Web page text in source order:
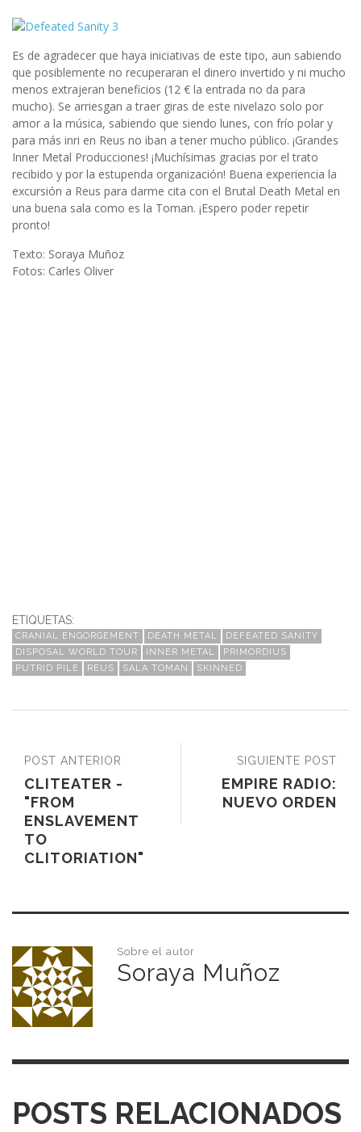
Es de agradecer que haya iniciativas de este tipo, aun sabiendo
que posiblemente no recuperaran el dinero invertido y ni mucho
menos extrajeran beneficios (12 € la entrada no da para
mucho). Se arriesgan a traer giras de este nivelazo solo por
amor a la música, sabiendo que siendo lunes, con frío polar y
para más inri en Reus no iban a tener mucho público. ¡Grandes
Inner Metal Producciones! ¡Muchísimas gracias por el trato
recibido y por la estupenda organización! Buena experiencia la
excursión a Reus para darme cita con el Brutal Death Metal en
una buena sala como es la Toman. ¡Espero poder repetir
pronto!
Texto: Soraya Muñoz
Fotos: Carles Oliver
ETIQUETAS:
CRANIAL ENGORGEMENT DEATH METAL
DEFEATED SANITY
DISPOSAL WORLD TOUR
INNER METAL
PRIMORDIUS
PUTRID PILE
REUS SALA TOMAN SKINNED
SIGUIENTE POST
EMPIRE RADIO:
NUEVO ORDEN
POST ANTERIOR
CLITEATER -
"FROM
ENSLAVEMENT
TO
CLITORIATION"
Sobre el autor
Soraya Muñoz
POSTS RELACIONADOS